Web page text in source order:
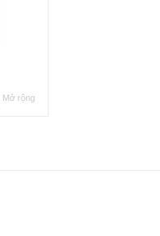
Mở rộng